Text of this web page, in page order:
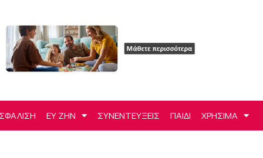
ΕΥ ΖΗΝ ΣΥΝΕΝΤΕΥΞΕΙΣ ΠΑΙΔΙ ΧΡΗΣΙΜΑ